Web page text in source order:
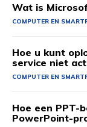
Wat is
COMPUTER EN
Hoe u kunt
service niet
COMPUTER EN
Hoe een PPT-
PowerPoint-